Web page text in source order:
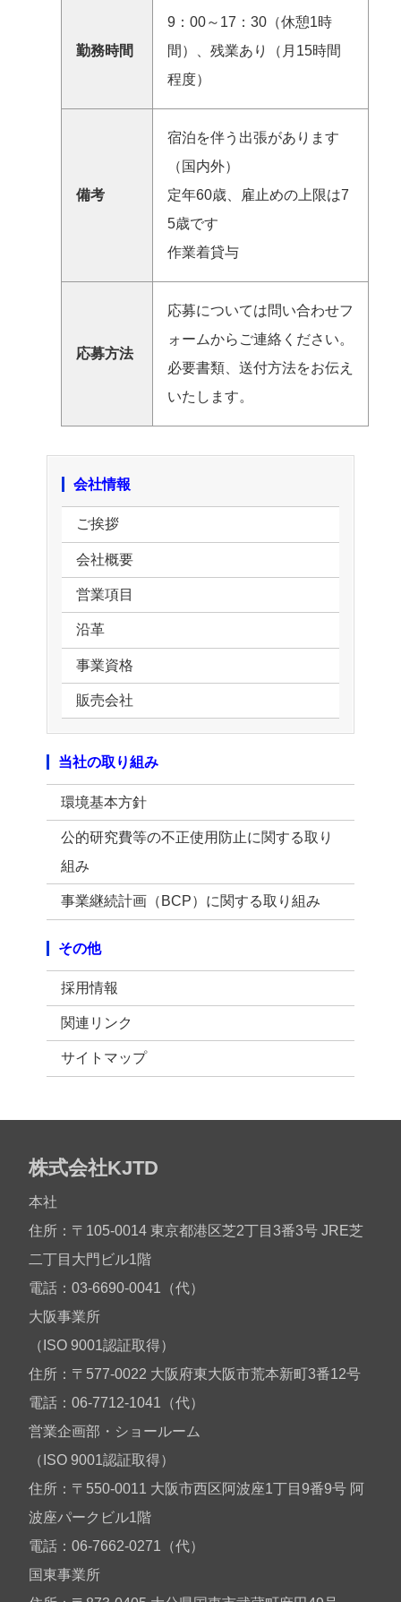
勤務時間
9：00～17：30（休憩1時
間）、残業あり（月15時間
程度）
備考
宿泊を伴う出張があります
（国内外）
定年60歳、雇止めの上限は7
5歳です
作業着貸与
応募方法
応募については問い合わせフ
ォームからご連絡ください。
必要書類、送付方法をお伝え
いたします。
会社情報
ご挨拶
会社概要
営業項目
沿革
事業資格
販売会社
当社の取り組み
環境基本方針
公的研究費等の不正使用防止に関する取り
組み
事業継続計画（BCP）に関する取り組み
その他
採用情報
関連リンク
サイトマップ
株式会社KJTD
本社
住所：〒105-0014 東京都港区芝2丁目3番3号 JRE芝
二丁目大門ビル1階
電話：03-6690-0041（代）
大阪事業所
（ISO 9001認証取得）
住所：〒577-0022 大阪府東大阪市荒本新町3番12号
電話：06-7712-1041（代）
営業企画部・ショールーム
（ISO 9001認証取得）
住所：〒550-0011 大阪市西区阿波座1丁目9番9号 阿
波座パークビル1階
電話：06-7662-0271（代）
国東事業所